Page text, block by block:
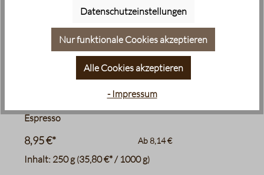
Durchschnittliche Bewertung von 4.9 von 5 Sternen
Neapolitanischer Espresso BIO
Espresso
Inhalt: 250 g(35,80 €* / 1000 g)
8,95 €* Ab 8,14 €
Datenschutzeinstellungen
Nur funktionale Cookies akzeptieren
Alle Cookies akzeptieren
- Impressum